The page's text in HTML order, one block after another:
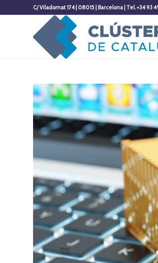
C/ Viladomat 174 | 08015 | Barcelona | Tel. +34 93